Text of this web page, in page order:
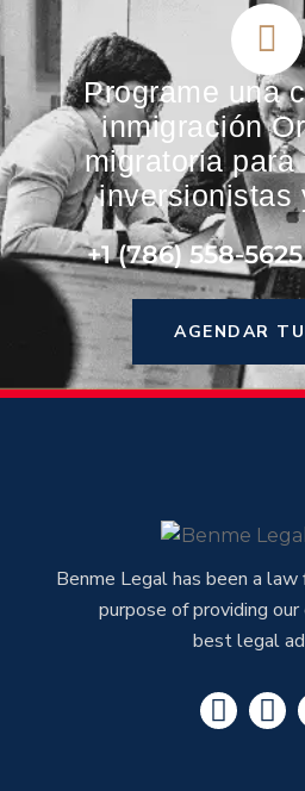
Programe una
inmigración
migratoria para
inversionistas
+1 (786) 558-
AGENDAR
Benme Legal has been a
purpose of providing
best legal